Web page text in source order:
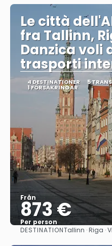
Le città
fra Tallinn,
Danzica voli
trasporti
4 DESTINATIONER 5
1 FÖRSÄKRINGAR
Från
873 €
Per person
DESTINATIONTallinn · Riga ·